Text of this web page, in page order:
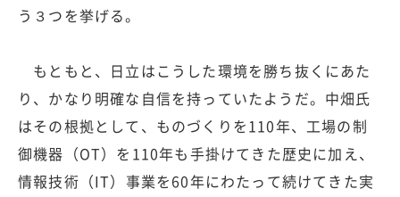
う３つを挙げる。
もともと、日立はこうした環境を勝ち抜くにあた
り、かなり明確な自信を持っていたようだ。中畑氏
はその根拠として、ものづくりを110年、工場の制
御機器（OT）を110年も手掛けてきた歴史に加え、
情報技術（IT）事業を60年にわたって続けてきた実